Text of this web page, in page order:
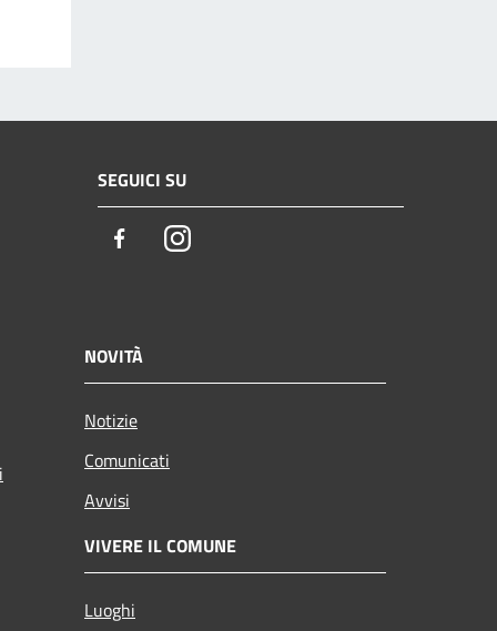
SEGUICI SU
FacebookInstagram
NOVITÀ
Notizie
Comunicati
Avvisi
VIVERE IL COMUNE
Luoghi